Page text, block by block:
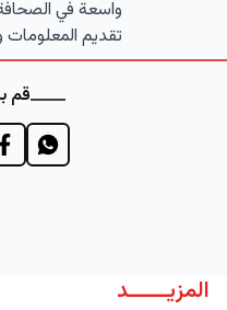
واسعة في
تقديم
قم
المزيــــــد